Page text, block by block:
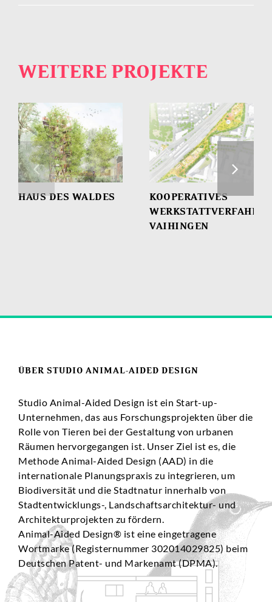
WEITERE PROJEKTE
HAUS DES WALDES
KOOPERATIVES
WERKSTATTVERFAHREN
VAIHINGEN
ÜBER STUDIO ANIMAL-AIDED DESIGN
Studio Animal-Aided Design ist ein Start-up-
Unternehmen, das aus Forschungsprojekten über die
Rolle von Tieren bei der Gestaltung von urbanen
Räumen hervorgegangen ist. Unser Ziel ist es, die
Methode Animal-Aided Design (AAD) in die
internationale Planungspraxis zu integrieren, um
Biodiversität und die Stadtnatur innerhalb von
Stadtentwicklungs-, Landschaftsarchitektur- und
Architekturprojekten zu fördern.
Animal-Aided Design® ist eine eingetragene
Wortmarke (Registernummer 302014029825) beim
Deutschen Patent- und Markenamt (DPMA).